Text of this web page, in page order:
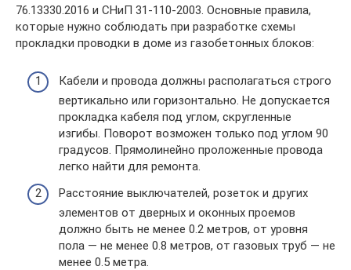
76.13330.2016 и СНиП 31-110-2003. Основные правила,
которые нужно соблюдать при разработке схемы
прокладки проводки в доме из газобетонных блоков:
Кабели и провода должны располагаться строго
вертикально или горизонтально. Не допускается
прокладка кабеля под углом, скругленные
изгибы. Поворот возможен только под углом 90
градусов. Прямолинейно проложенные провода
легко найти для ремонта.
Расстояние выключателей, розеток и других
элементов от дверных и оконных проемов
должно быть не менее 0.2 метров, от уровня
пола — не менее 0.8 метров, от газовых труб — не
менее 0.5 метра.